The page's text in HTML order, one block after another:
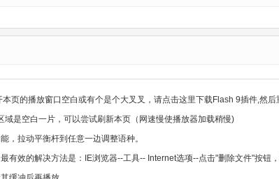
页的播放窗口空白或有个是个大叉叉，请点击这里下载Flash 9插件,然后
是空白一片，可以尝试刷新本页（网速慢使播放器加载稍慢)
，拉动平衡杆到任意一边调整语种。
有效的解决方法是：IE浏览器--工具-- Internet选项--点击"删除文件"按钮